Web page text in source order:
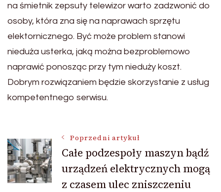
na śmietnik zepsuty telewizor warto zadzwonić do
osoby, która zna się na naprawach sprzętu
elektornicznego. Być może problem stanowi
nieduża usterka, jaką można bezproblemowo
naprawić ponosząc przy tym nieduży koszt.
Dobrym rozwiązaniem będzie skorzystanie z usług
kompetentnego serwisu.
Nawigacja
wpisu
Poprzedni artykuł
Całe podzespoły maszyn bądź
urządzeń elektrycznych mogą
z czasem ulec zniszczeniu